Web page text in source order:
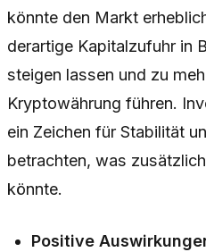
könnte den Markt
derartige Kapitalzufuhr in
steigen lassen und zu
Kryptowährung führen.
ein Zeichen für Stabilität
betrachten, was
könnte.
Positive